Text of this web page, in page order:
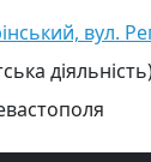
вул.